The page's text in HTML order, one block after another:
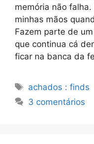
memória não
minhas mãos
Fazem parte de
que continua cá
ficar na banca da
Etiquetas
achados : finds
3 comentários